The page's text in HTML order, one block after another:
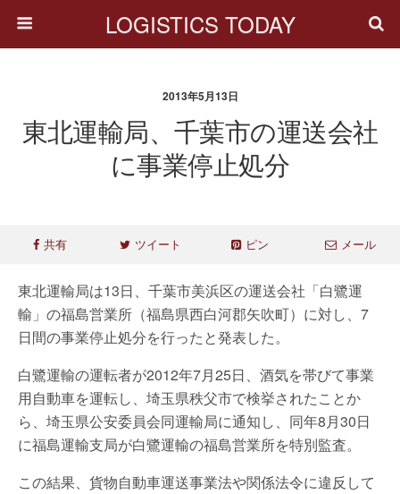
LOGISTICS TODAY
2013年5月13日
東北運輸局、千葉市の運送会社
に事業停止処分
共有 ツイート ピン メール
東北運輸局は13日、千葉市美浜区の運送会社「白鷺運
輸」の福島営業所（福島県西白河郡矢吹町）に対し、7
日間の事業停止処分を行ったと発表した。
白鷺運輸の運転者が2012年7月25日、酒気を帯びて事業
用自動車を運転し、埼玉県秩父市で検挙されたことか
ら、埼玉県公安委員会同運輸局に通知し、同年8月30日
に福島運輸支局が白鷺運輸の福島営業所を特別監査。
この結果、貨物自動車運送事業法や関係法令に違反して